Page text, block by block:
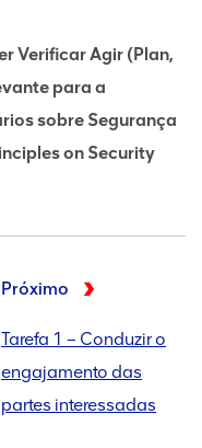
Verificar Agir (Plan,
para a
sobre Segurança
on Security
Próximo
Tarefa 1 – Conduzir o
engajamento das
partes interessadas